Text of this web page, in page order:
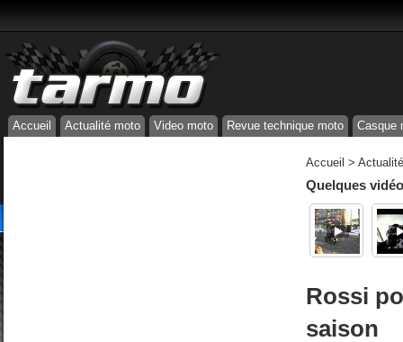
Accueil Actualité moto Video moto Revue technique moto Casque
Accueil >
Quelques
Rossi
saison